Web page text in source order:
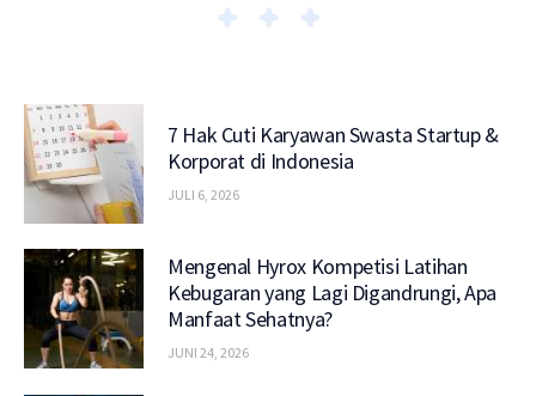
7 Hak Cuti Karyawan Swasta Startup &
Korporat di Indonesia
JULI 6, 2026
Mengenal Hyrox Kompetisi Latihan
Kebugaran yang Lagi Digandrungi, Apa
Manfaat Sehatnya?
JUNI 24, 2026